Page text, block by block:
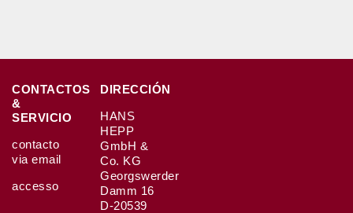
CONTACTOS
&
SERVICIO
contacto
via email
accesso
DIRECCIÓN
HANS
HEPP
GmbH &
Co. KG
Georgswerder
Damm 16
D-20539